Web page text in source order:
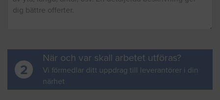
2
När och var skall arbetet utföras?
Vi förmedlar ditt uppdrag till leverantörer i din
närhet